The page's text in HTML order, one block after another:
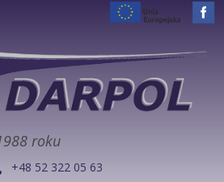
roku
+48 52 322 05 63